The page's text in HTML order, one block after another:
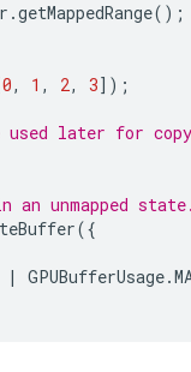
.getMappedRange();
0, 1 , 2, 3]);
used later for
unmapped
({
| GPUBufferUsage.